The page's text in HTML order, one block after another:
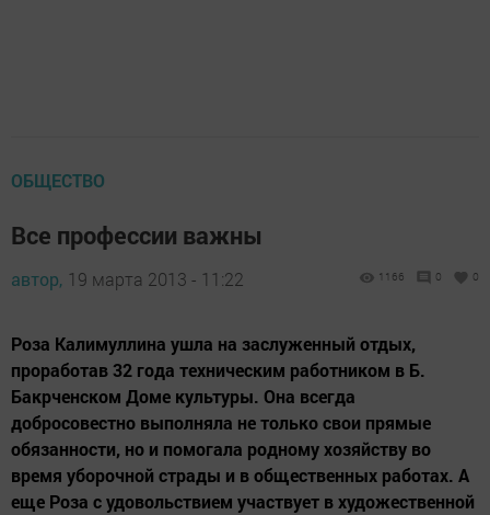
ОБЩЕСТВО
Все профессии важны
автор, 19 марта 2013 - 11:22 1166 0 0
Роза Калимуллина ушла на заслуженный отдых,
проработав 32 года техническим работником в Б.
Бакрченском Доме культуры. Она всегда
добросовестно выполняла не только свои прямые
обязанности, но и помогала родному хозяйству во
время уборочной страды и в общественных работах. А
еще Роза с удовольствием участвует в художественной